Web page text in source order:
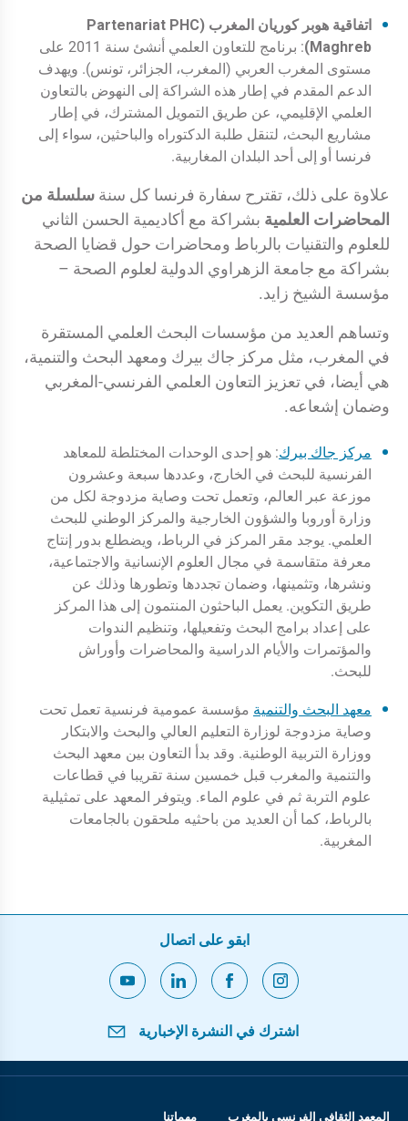
اتفاقية هوبر كوريان المغرب (Partenariat PHC
Maghreb)
: برنامج للتعاون العلمي أنشئ سنة 2011 على
مستوى المغرب العربي (المغرب، الجزائر، تونس). ويهدف
الدعم المقدم في إطار هذه الشراكة إلى النهوض بالتعاون
العلمي الإقليمي، عن طريق التمويل المشترك، في إطار
مشاريع البحث، لتنقل طلبة الدكتوراه والباحثين، سواء إلى
فرنسا أو إلى أحد البلدان المغاربية.
علاوة على ذلك، تقترح سفارة فرنسا كل سنة سلسلة من
المحاضرات العلمية بشراكة مع أكاديمية الحسن الثاني
للعلوم والتقنيات بالرباط ومحاضرات حول قضايا الصحة
بشراكة مع جامعة الزهراوي الدولية لعلوم الصحة –
مؤسسة الشيخ زايد.
وتساهم العديد من مؤسسات البحث العلمي المستقرة
في المغرب، مثل مركز جاك بيرك ومعهد البحث والتنمية،
هي أيضا، في تعزيز التعاون العلمي الفرنسي-المغربي
وضمان إشعاعه.
مركز جاك بيرك: هو إحدى الوحدات المختلطة للمعاهد
الفرنسية للبحث في الخارج، وعددها سبعة وعشرون
موزعة عبر العالم، وتعمل تحت وصاية مزدوجة لكل من
وزارة أوروبا والشؤون الخارجية والمركز الوطني للبحث
العلمي. يوجد مقر المركز في الرباط، ويضطلع بدور إنتاج
معرفة متقاسمة في مجال العلوم الإنسانية والاجتماعية،
ونشرها، وتثمينها، وضمان تجددها وتطورها وذلك عن
طريق التكوين. يعمل الباحثون المنتمون إلى هذا المركز
على إعداد برامج البحث وتفعيلها، وتنظيم الندوات
والمؤتمرات والأيام الدراسية والمحاضرات وأوراش
للبحث.
معهد البحث والتنمية مؤسسة عمومية فرنسية تعمل تحت
وصاية مزدوجة لوزارة التعليم العالي والبحث والابتكار
ووزارة التربية الوطنية. وقد بدأ التعاون بين معهد البحث
والتنمية والمغرب قبل خمسين سنة تقريبا في قطاعات
علوم التربة ثم في علوم الماء. ويتوفر المعهد على تمثيلية
بالرباط، كما أن العديد من باحثيه ملحقون بالجامعات
المغربية.
ابقو على اتصال
اشترك في النشرة الإخبارية
المعهد الثقافي الفرنسي بالمغرب مهماتنا